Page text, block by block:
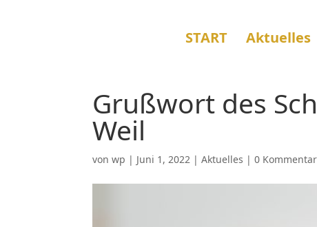
START Aktuelles
Grußwort des
Weil
vonwp | Juni 1, 2022 |Aktuelles |0